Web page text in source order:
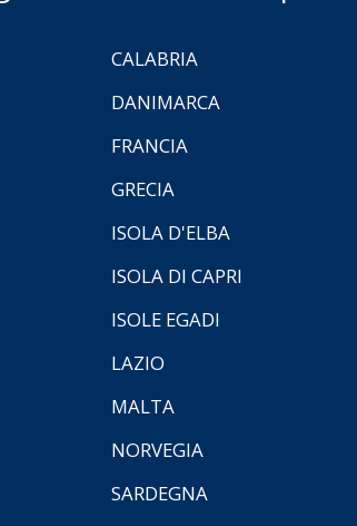
CALABRIA
DANIMARCA
FRANCIA
GRECIA
ISOLA D'ELBA
ISOLA DI CAPRI
ISOLE EGADI
LAZIO
MALTA
NORVEGIA
SARDEGNA